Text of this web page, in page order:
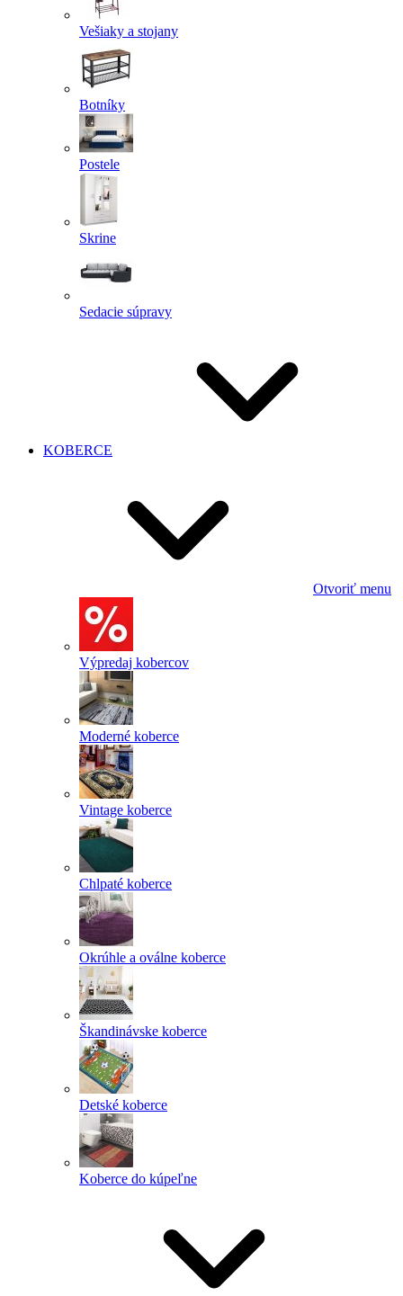
Vešiaky a stojany
Botníky
Postele
Skrine
Sedacie súpravy
KOBERCE
Otvoriť menu
Výpredaj kobercov
Moderné koberce
Vintage koberce
Chlpaté koberce
Okrúhle a oválne koberce
Škandinávske koberce
Detské koberce
Koberce do kúpeľne